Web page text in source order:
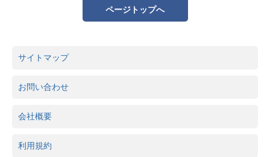
ページトップへ
サイトマップ
お問い合わせ
会社概要
利用規約